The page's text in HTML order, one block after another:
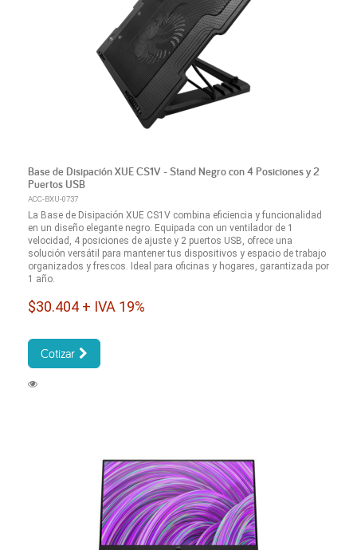
Base de Disipación XUE CS1V - Stand Negro con 4 Posiciones y 2
Puertos USB
ACC-BXU-0737
La Base de Disipación XUE CS1V combina eficiencia y funcionalidad
en un diseño elegante negro. Equipada con un ventilador de 1
velocidad, 4 posiciones de ajuste y 2 puertos USB, ofrece una
solución versátil para mantener tus dispositivos y espacio de trabajo
organizados y frescos. Ideal para oficinas y hogares, garantizada por
1 año.
$30.404 + IVA 19%
Cotizar